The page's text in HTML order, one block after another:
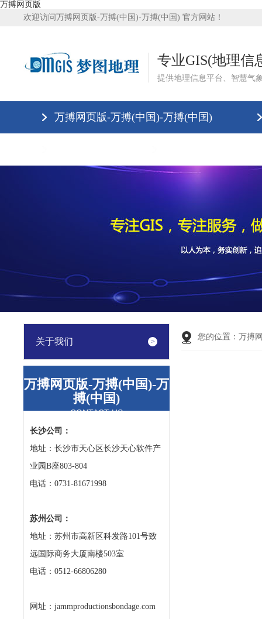
万搏网页版
欢迎访问万搏网页版-万搏(中国)-万搏(中国) 官方网站！
专业GIS(地理信
提供地理信息平台、智慧气
万搏网页版-万搏(中国)-万搏(中国)
关于我们
万搏网页版-万搏(中国)-万
搏(中国)
CONTACT US
长沙公司：
地址：长沙市天心区长沙天心软件产
业园B座803-804
电话：0731-81671998
苏州公司：
地址：苏州市高新区科发路101号致
远国际商务大厦南楼503室
电话：0512-66806280
网址：jammproductionsbondage.com
您的位置： 万搏